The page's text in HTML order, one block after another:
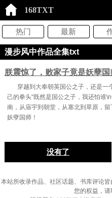
168TXT
热门 最新
漫步风中作品全集txt
朕震惊了，败家子竟是妖孽国
穿越到大奉朝英国公之子，还是一
己的拳头“既然是国公之子，我还怕谁
南，从庙宇到朝堂，从塞北到草原，
妖孽国师！
没有了
本站所收录作品、社区话题、书库评论
您的权益，请